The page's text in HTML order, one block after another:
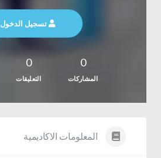
تسجيل الدخول
0
المشاركات
0
التعليقات
المعلومات الاكاديمية